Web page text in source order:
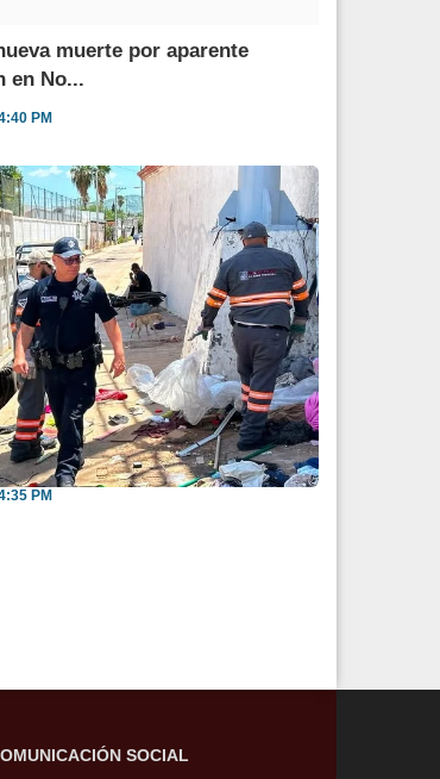
muerte por aparente
en No...
PM
espacios públicos
PM
SOCIAL